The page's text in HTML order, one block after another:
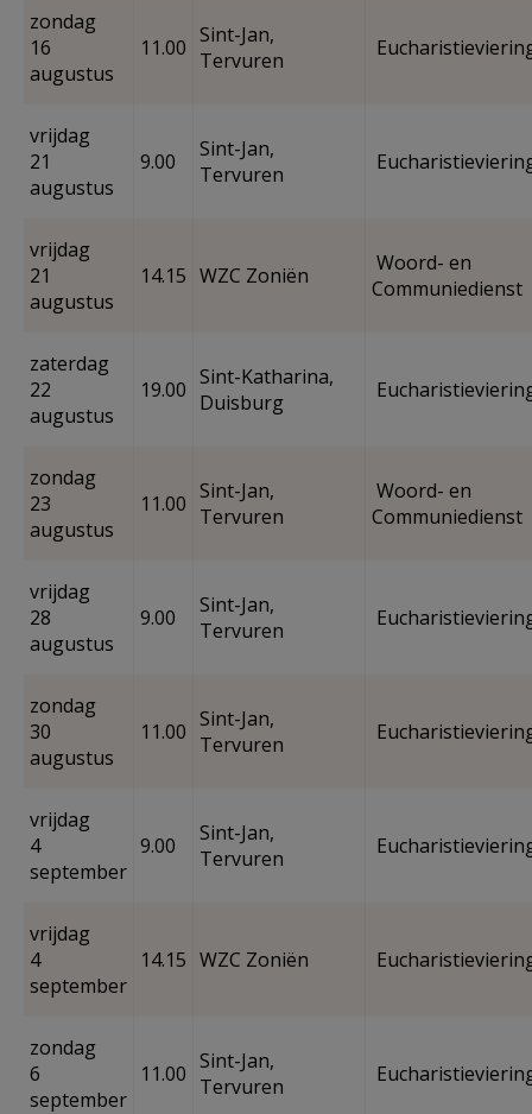
zondag
16
augustus
11.00 Sint-Jan,
Tervuren
vrijdag
21
augustus
9.00
Sint-Jan,
Tervuren
vrijdag
21
augustus
14.15 WZC Zoniën
Woord- en
Communiedienst
zaterdag
22
augustus
19.00 Sint-Katharina,
Duisburg
zondag
23
augustus
11.00 Sint-Jan,
Tervuren
Woord- en
Communiedienst
vrijdag
28
augustus
9.00
Sint-Jan,
Tervuren
zondag
30
augustus
11.00 Sint-Jan,
Tervuren
vrijdag
4
september
9.00
Sint-Jan,
Tervuren
vrijdag
4
september
14.15 WZC Zoniën
zondag
6
september
11.00 Sint-Jan,
Tervuren